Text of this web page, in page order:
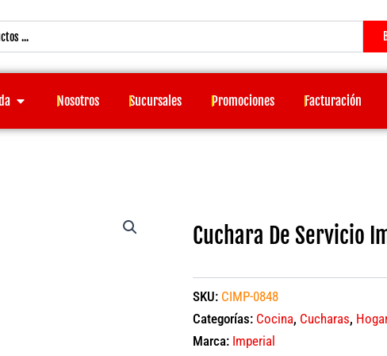
Open TiendaNosotros Sucursales Promociones Facturación
Cuchara De Servicio
SKU: CIMP-0848
Categorías: Cocina, Cucharas,
Marca: Imperial